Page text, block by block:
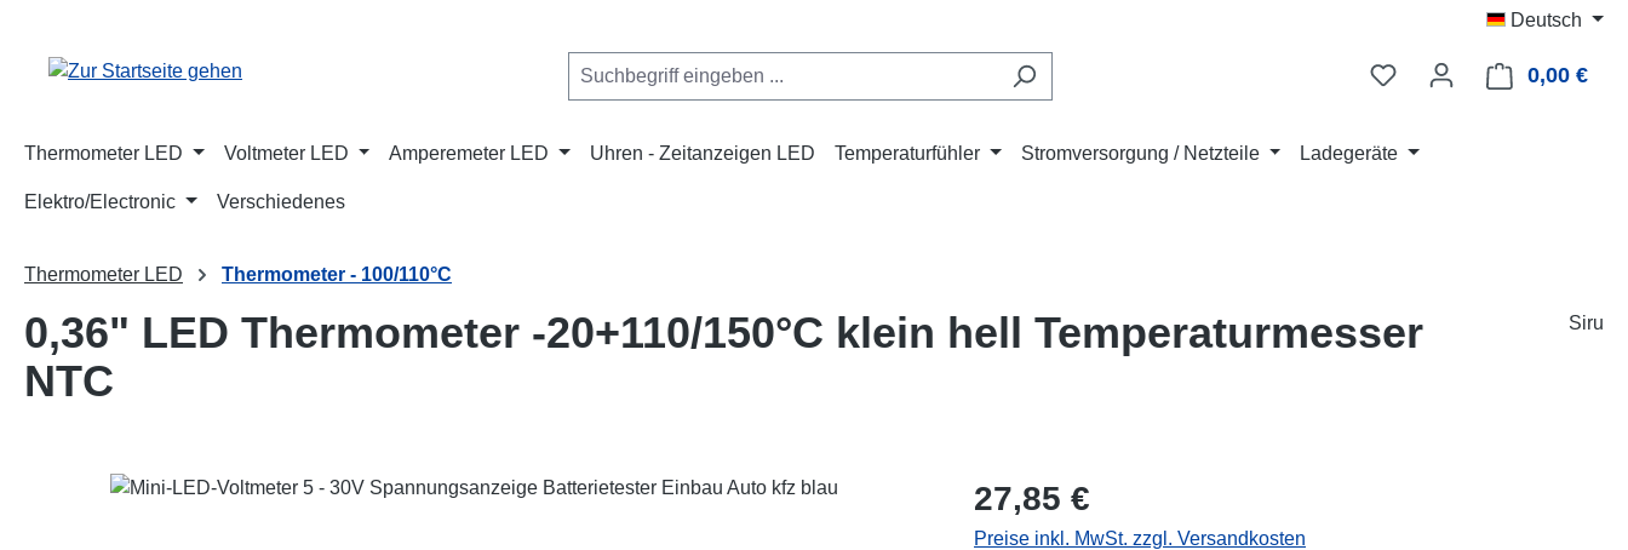
Deutsch
0,00 €
Thermometer LED Voltmeter LED Amperemeter LED Uhren - Zeitanzeigen LED Temperaturfühler Stromversorgung / Netzteile Ladegeräte
Elektro/Electronic Verschiedenes
Thermometer LED Thermometer - 100/110°C
0,36" LED Thermometer -20+110/150°C klein hell Temperaturmesser
NTC
Siru
Bildergalerie überspringen Regulärer Preis:
27,85 €
Preise inkl. MwSt. zzgl. Versandkosten